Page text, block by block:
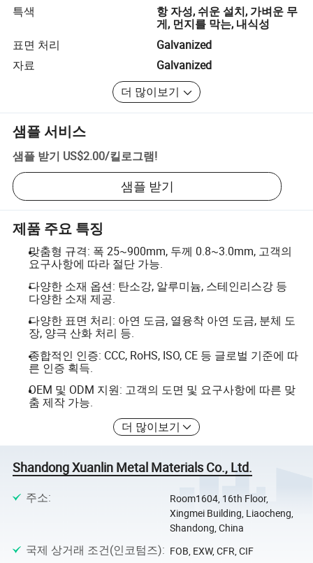
특색
항 자성, 쉬운 설치, 가벼운 무
게, 먼지를 막는, 내식성
표면 처리
Galvanized
자료
Galvanized
더 많이보기
샘플 서비스
샘플 받기 US$2.00/킬로그램!
샘플 받기
제품 주요 특징
맞춤형 규격: 폭 25~900mm, 두께 0.8~3.0mm, 고객의
요구사항에 따라 절단 가능.
다양한 소재 옵션: 탄소강, 알루미늄, 스테인리스강 등
다양한 소재 제공.
다양한 표면 처리: 아연 도금, 열융착 아연 도금, 분체 도
장, 양극 산화 처리 등.
종합적인 인증: CCC, RoHS, ISO, CE 등 글로벌 기준에 따
른 인증 획득.
OEM 및 ODM 지원: 고객의 도면 및 요구사항에 따른 맞
춤 제작 가능.
더 많이보기
Shandong Xuanlin Metal Materials Co., Ltd.
주소:
Room1604, 16th Floor,
Xingmei Building, Liaocheng,
Shandong, China
국제 상거래 조건(인코텀즈): FOB, EXW, CFR, CIF